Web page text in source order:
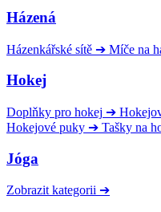
Házená
Házenkářské sítě ➔ Míče na
Hokej
Doplňky pro hokej ➔
Hokejové puky ➔ Tašky na
Jóga
Zobrazit kategorii ➔